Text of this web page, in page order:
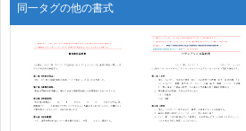
同一タグの他の書式